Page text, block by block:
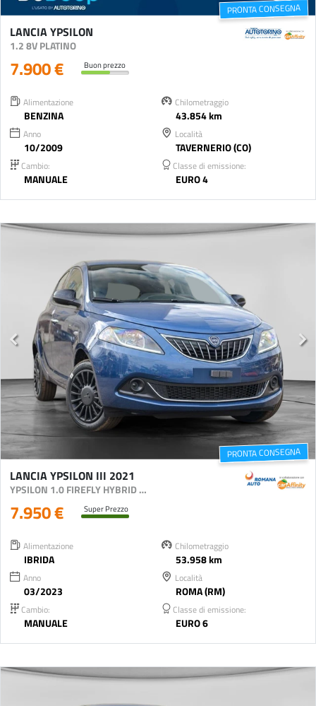
PRONTA CONSEGNA
LANCIA YPSILON
1.2 8V PLATINO
7.900 € Buon prezzo
Alimentazione
BENZINA
Chilometraggio
43.854 km
Anno
10/2009
Località
TAVERNERIO (CO)
Cambio:
MANUALE
Classe di emissione:
EURO 4
PRONTA CONSEGNA
LANCIA YPSILON III 2021
YPSILON 1.0 FIREFLY HYBRID SILVER S&S 70CV
7.950 € Super Prezzo
Alimentazione
IBRIDA
Chilometraggio
53.958 km
Anno
03/2023
Località
ROMA (RM)
Cambio:
MANUALE
Classe di emissione:
EURO 6